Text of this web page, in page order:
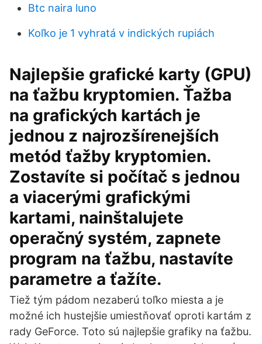
Btc naira luno
Koľko je 1 vyhratá v indických rupiách
Najlepšie grafické karty (GPU)
na ťažbu kryptomien. Ťažba
na grafických kartách je
jednou z najrozšírenejších
metód ťažby kryptomien.
Zostavíte si počítač s jednou
a viacerými grafickými
kartami, nainštalujete
operačný systém, zapnete
program na ťažbu, nastavíte
parametre a ťažíte.
Tiež tým pádom nezaberú toľko miesta a je
možné ich hustejšie umiestňovať oproti kartám z
rady GeForce. Toto sú najlepšie grafiky na ťažbu.